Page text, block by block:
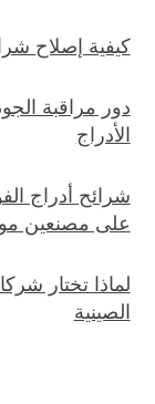
كيفية إصلاح
دور مراقبة
الأدراج
شرائح أدراج
على مصنعين
لماذا تختار
الصينية